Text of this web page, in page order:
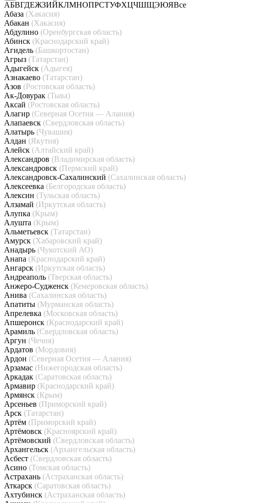
АБВГДЕЖЗИЙКЛМНОПРСТУФХЦЧШЩЭЮЯВсе
Абаза (Хакасия)
Абакан (Хакасия)
Абдулино (Оренбургская область)
Абинск (Краснодарский край)
Агидель (Башкортостан)
Агрыз (Татарстан)
Адыгейск (Адыгея)
Азнакаево (Татарстан)
Азов (Ростовская область)
Ак-Довурак (Тыва)
Аксай (Ростовская область)
Алагир (Северная Осетия — Алания)
Алапаевск (Свердловская область)
Алатырь (Чувашия)
Алдан (Якутия)
Алейск (Алтайский край)
Александров (Владимирская область)
Александровск (Пермский край)
Александровск-Сахалинский (Сахалинская область)
Алексеевка (Белгородская область)
Алексин (Тульская область)
Алзамай (Иркутская область)
Алупка (Крым)
Алушта (Крым)
Альметьевск (Татарстан)
Амурск (Хабаровский край)
Анадырь (Чукотский АО)
Анапа (Краснодарский край)
Ангарск (Иркутская область)
Андреаполь (Тверская область)
Анжеро-Судженск (Кемеровская область)
Анива (Сахалинская область)
Апатиты (Мурманская область)
Апрелевка (Московская область)
Апшеронск (Краснодарский край)
Арамиль (Свердловская область)
Аргун (Чечня)
Ардатов (Мордовия)
Ардон (Северная Осетия — Алания)
Арзамас (Нижегородская область)
Аркадак (Саратовская область)
Армавир (Краснодарский край)
Армянск (Крым)
Арсеньев (Приморский край)
Арск (Татарстан)
Артём (Приморский край)
Артёмовск (Красноярский край)
Артёмовский (Свердловская область)
Архангельск (Архангельская область)
Асбест (Свердловская область)
Асино (Томская область)
Астрахань (Астраханская область)
Аткарск (Саратовская область)
Ахтубинск (Астраханская область)